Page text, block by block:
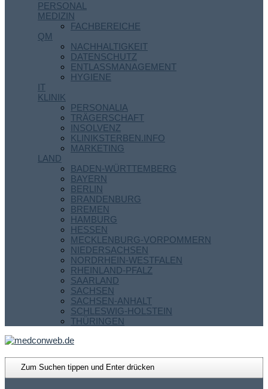
PERSONAL
MEDIZIN
FACHBEREICHE
QM
NACHHALTIGKEIT
DATENSCHUTZ
ENTLASSMANAGEMENT
HYGIENE
IT
KLINIK
PERSONALIA
TRÄGERSCHAFT
INSOLVENZ
KLINIKSTERBEN.INFO
MARKETING
LAND
BADEN-WÜRTTEMBERG
BAYERN
BERLIN
BRANDENBURG
BREMEN
HAMBURG
HESSEN
MECKLENBURG-VORPOMMERN
NIEDERSACHSEN
NORDRHEIN-WESTFALEN
RHEINLAND-PFALZ
SAARLAND
SACHSEN
SACHSEN-ANHALT
SCHLESWIG-HOLSTEIN
THÜRINGEN